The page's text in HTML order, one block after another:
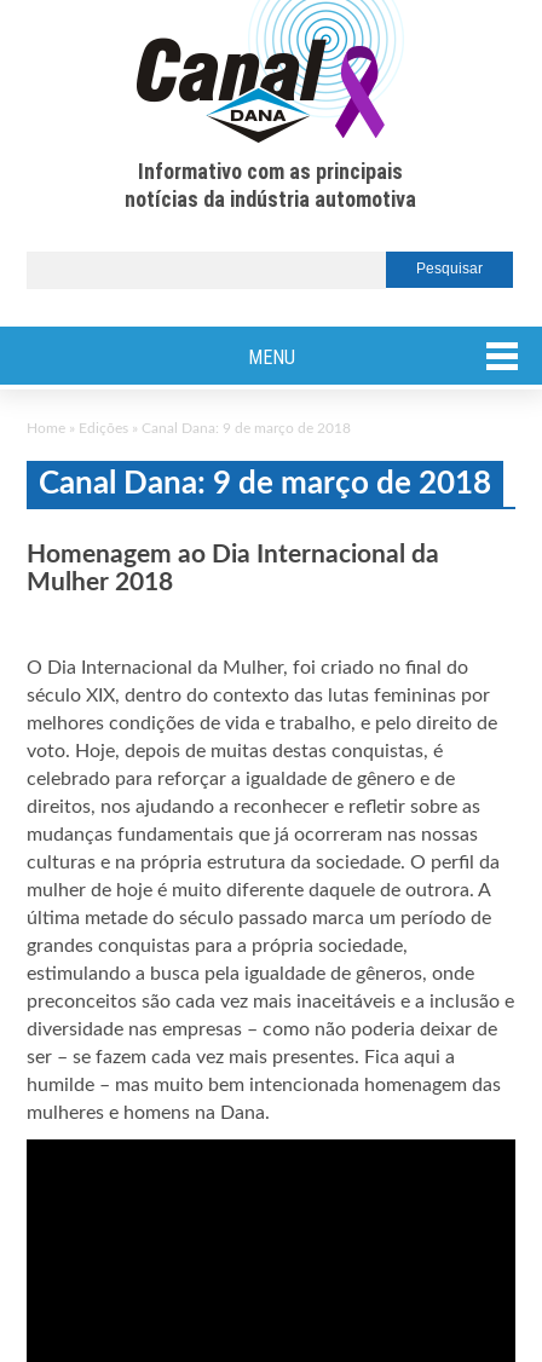
Informativo com as principais
notícias da indústria automotiva
MENU
Home » Edições » Canal Dana: 9 de março de 2018
Canal Dana: 9 de março de 2018
Homenagem ao Dia Internacional da
Mulher 2018
O Dia Internacional da Mulher, foi criado no final do
século XIX, dentro do contexto das lutas femininas por
melhores condições de vida e trabalho, e pelo direito de
voto. Hoje, depois de muitas destas conquistas, é
celebrado para reforçar a igualdade de gênero e de
direitos, nos ajudando a reconhecer e refletir sobre as
mudanças fundamentais que já ocorreram nas nossas
culturas e na própria estrutura da sociedade. O perfil da
mulher de hoje é muito diferente daquele de outrora. A
última metade do século passado marca um período de
grandes conquistas para a própria sociedade,
estimulando a busca pela igualdade de gêneros, onde
preconceitos são cada vez mais inaceitáveis e a inclusão e
diversidade nas empresas – como não poderia deixar de
ser – se fazem cada vez mais presentes. Fica aqui a
humilde – mas muito bem intencionada homenagem das
mulheres e homens na Dana.